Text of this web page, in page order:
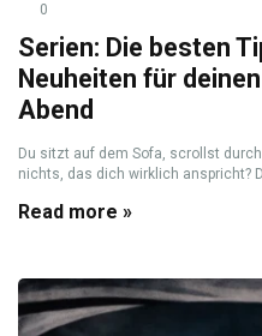
0
Serien: Die besten
Neuheiten für
Abend
Du sitzt auf dem Sofa, scrollst
nichts, das dich wirklich anspricht?
Read more »